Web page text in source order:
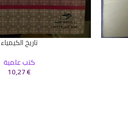
تاريخ الكيمياء
كتب علمية
10,27€